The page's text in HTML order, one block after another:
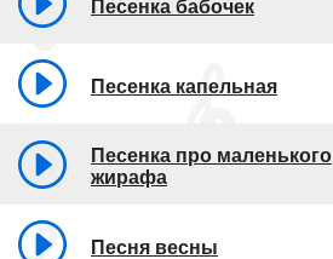
Песенка бабочек
Песенка капельная
Песенка про маленького
жирафа
Песня весны